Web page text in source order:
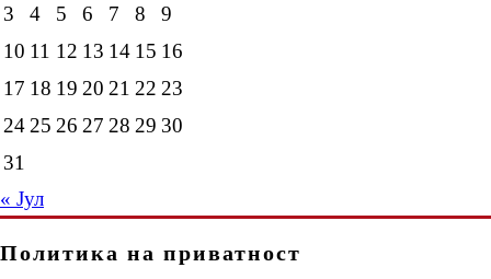
3
4 5 6 7 8
9
10 11 12 13 14 15 16
17 18 19 20 21 22 23
24 25 26 27 28 29 30
31
« Јул
Политика на приватност